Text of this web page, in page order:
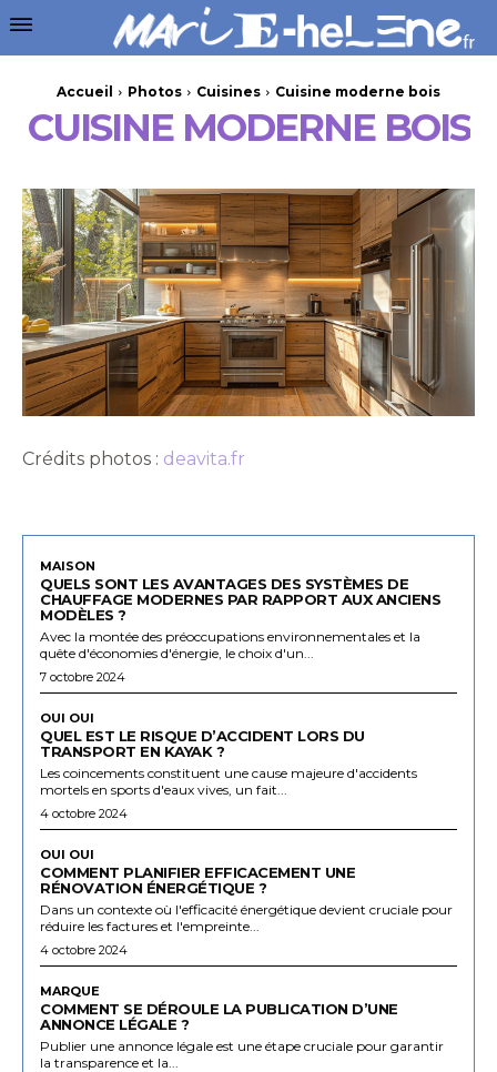
Accueil Photos Cuisines Cuisine moderne bois
CUISINE MODERNE BOIS
Crédits photos : deavita.fr
MAISON
QUELS SONT LES AVANTAGES DES SYSTÈMES DE
CHAUFFAGE MODERNES PAR RAPPORT AUX ANCIENS
MODÈLES ?
Avec la montée des préoccupations environnementales et la
quête d'économies d'énergie, le choix d'un...
7 octobre 2024
OUI OUI
QUEL EST LE RISQUE D’ACCIDENT LORS DU
TRANSPORT EN KAYAK ?
Les coincements constituent une cause majeure d'accidents
mortels en sports d'eaux vives, un fait...
4 octobre 2024
OUI OUI
COMMENT PLANIFIER EFFICACEMENT UNE
RÉNOVATION ÉNERGÉTIQUE ?
Dans un contexte où l'efficacité énergétique devient cruciale pour
réduire les factures et l'empreinte...
4 octobre 2024
MARQUE
COMMENT SE DÉROULE LA PUBLICATION D’UNE
ANNONCE LÉGALE ?
Publier une annonce légale est une étape cruciale pour garantir
la transparence et la...